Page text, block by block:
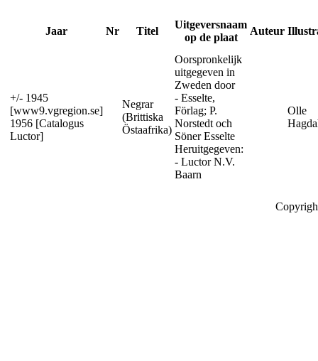
Jaar Nr Titel
Uitgeversnaam
op de plaat
Auteur
+/- 1945
[www9.vgregion.se]
1956 [Catalogus
Luctor]
Negrar
(Brittiska
Östaafrika)
Oorspronkelijk
uitgegeven in
Zweden door
- Esselte,
Förlag; P.
Norstedt och
Söner Esselte
Heruitgegeven:
- Luctor N.V.
Baarn
Olle